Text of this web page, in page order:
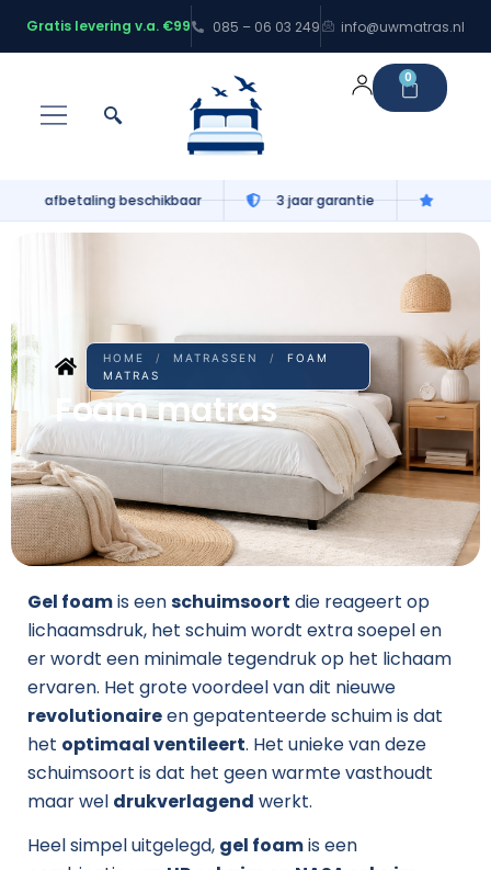
Gratis levering v.a. €99 085 – 06 03 249 info@uwmatras.nl
0
Gratis levering v.a. €99 100 nachten proefslapen
HOME / MATRASSEN /
FOAM
MATRAS
Foam matras
Gel foamis eenschuimsoort die reageert op
lichaamsdruk, het schuim wordt extra soepel en
er wordt een minimale tegendruk op het lichaam
ervaren. Het grote voordeel van dit nieuwe
revolutionaireen gepatenteerde schuim is dat
het optimaal ventileert. Het unieke van deze
schuimsoort is dat het geen warmte vasthoudt
maar wel drukverlagend werkt.
Heel simpel uitgelegd, gel foamis een